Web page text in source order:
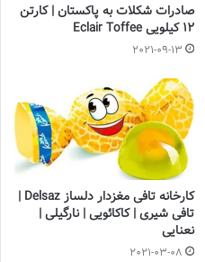
صادرات شکلات به پاکستان | کارتن
12 کیلویی Eclair Toffee
2021-09-13
کارخانه تافی مغزدار دلساز Delsaz |
تافی شیری | کاکائویی | نارگیلی |
نعنایی
2021-03-08